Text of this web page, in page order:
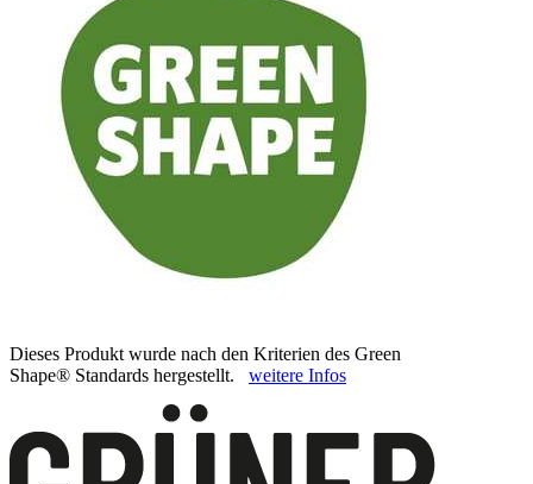
Dieses Produkt wurde nach den Kriterien des Green
Shape® Standards hergestellt. weitere Infos